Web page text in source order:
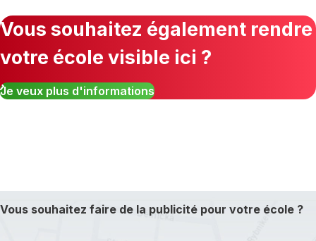
Vous souhaitez également rendre
votre école visible ici ?
Je veux plus d'informations
Vous souhaitez faire de la publicité pour votre école ?